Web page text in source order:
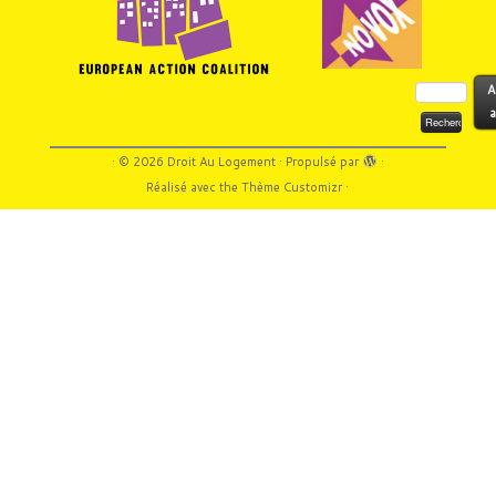
Rechercher :
· © 2026 Droit Au Logement· Propulsé par
·
Réalisé avec theThème Customizr·